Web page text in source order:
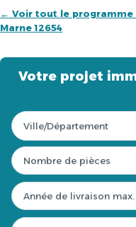
← Voir tout le programme
Marne 12654
Votre projet